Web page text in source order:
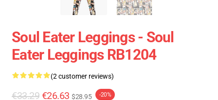
Soul Eater Leggings - Soul
Eater Leggings RB1204
(2 customer reviews)
€33.29 €26.63 $28.95 -20%